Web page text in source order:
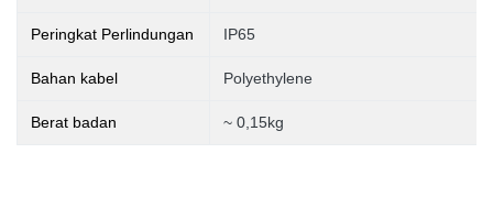
Peringkat Perlindungan IP65
Bahan kabel Polyethylene
Berat badan ~ 0,15kg